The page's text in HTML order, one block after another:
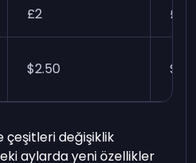
£2 £8
$2.50 $10
çeşitleri değişiklik
aylarda yeni özellikler